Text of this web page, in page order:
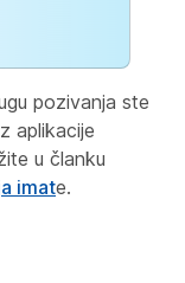
pozivanja ste
aplikacije
u članku
imate.